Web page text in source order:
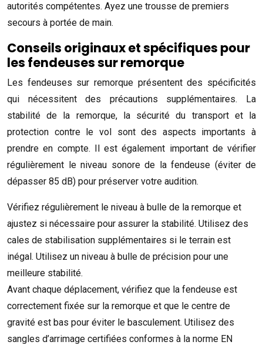
autorités compétentes. Ayez une trousse de premiers
secours à portée de main.
Conseils originaux et spécifiques pour
les fendeuses sur remorque
Les fendeuses sur remorque présentent des spécificités
qui nécessitent des précautions supplémentaires. La
stabilité de la remorque, la sécurité du transport et la
protection contre le vol sont des aspects importants à
prendre en compte. Il est également important de vérifier
régulièrement le niveau sonore de la fendeuse (éviter de
dépasser 85 dB) pour préserver votre audition.
Vérifiez régulièrement le niveau à bulle de la remorque et
ajustez si nécessaire pour assurer la stabilité. Utilisez des
cales de stabilisation supplémentaires si le terrain est
inégal. Utilisez un niveau à bulle de précision pour une
meilleure stabilité.
Avant chaque déplacement, vérifiez que la fendeuse est
correctement fixée sur la remorque et que le centre de
gravité est bas pour éviter le basculement. Utilisez des
sangles d’arrimage certifiées conformes à la norme EN